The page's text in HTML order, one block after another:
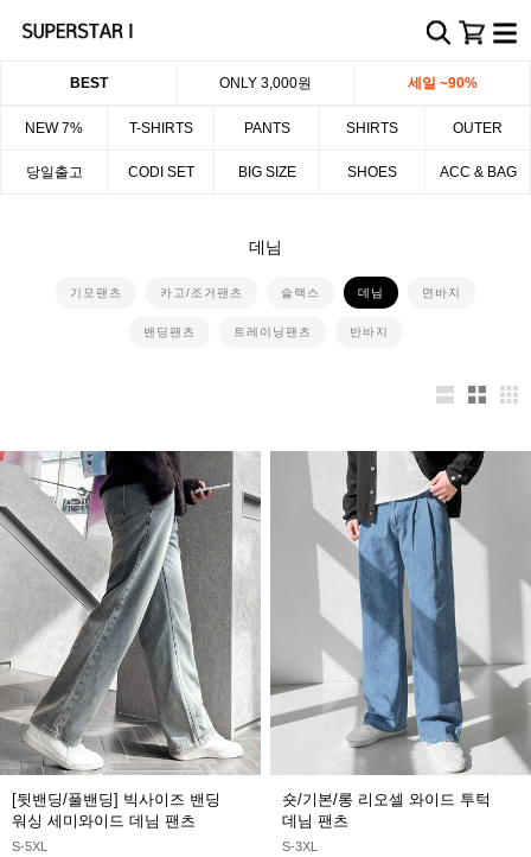
BEST ONLY 3,000원 세일 ~90%
NEW 7% T-SHIRTS PANTS SHIRTS OUTER
당일출고 CODI SET BIG SIZE SHOES ACC & BAG
데님
기모팬츠 카고/조거팬츠 슬랙스 데님 면바지
밴딩팬츠 트레이닝팬츠 반바지
[뒷밴딩/풀밴딩] 빅사이즈 밴딩
워싱 세미와이드 데님 팬츠
S-5XL
숏/기본/롱 리오셀 와이드 투턱
데님 팬츠
S-3XL